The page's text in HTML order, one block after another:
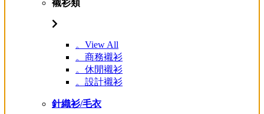
襯衫類
。View All
。商務襯衫
。休閒襯衫
。設計襯衫
針織衫/毛衣